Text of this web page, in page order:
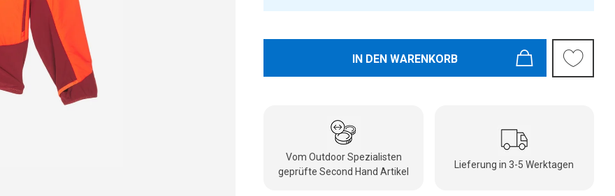
IN DEN WARENKORB
Vom Outdoor Spezialisten
geprüfte Second Hand Artikel
Lieferung in 3-5 Werktagen